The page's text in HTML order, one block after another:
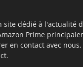
site dédié à l'actualité
Prime
en contact avec